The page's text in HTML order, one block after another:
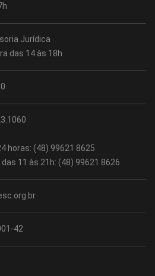
Jurídica
das 14 às 18h
horas: (48) 99621 8625
11 às 21h: (48) 99621 8626
42